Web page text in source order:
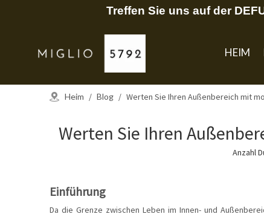
Treffen Sie uns auf der
HEIM
Heim / Blog / Werten Sie Ihren Außenbereich mit
Werten Sie Ihren
Anzahl
Einführung
Da die Grenze zwischen Leben im Innen- und